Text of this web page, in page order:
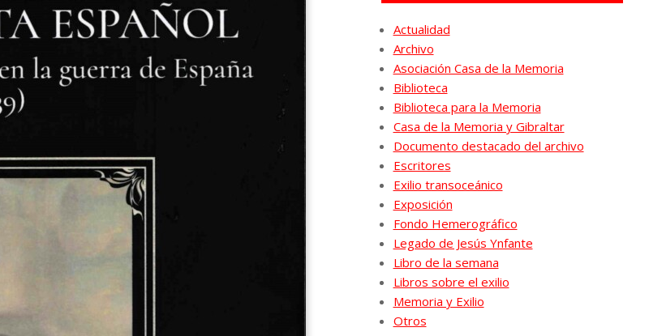
Actualidad
Archivo
Asociación Casa de la Memoria
Biblioteca
Biblioteca para la Memoria
Casa de la Memoria y Gibraltar
Documento destacado del archivo
Escritores
Exilio transoceánico
Exposición
Fondo Hemerográfico
Legado de Jesús Ynfante
Libro de la semana
Libros sobre el exilio
Memoria y Exilio
Otros